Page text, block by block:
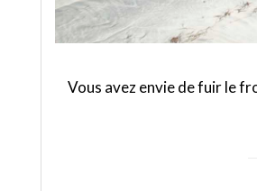
Vous avez envie de fuir le